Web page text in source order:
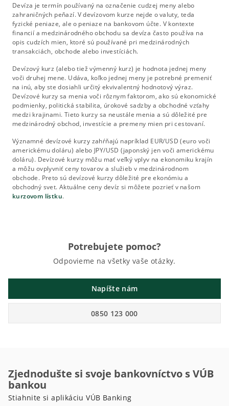
Devíza je termín používaný na označenie cudzej meny alebo
zahraničných peňazí. V devízovom kurze nejde o valuty, teda
fyzické peniaze, ale o peniaze na bankovom účte. V kontexte
financií a medzinárodného obchodu sa devíza často používa na
opis cudzích mien, ktoré sú používané pri medzinárodných
transakciách, obchode alebo investíciách.
Devízový kurz (alebo tiež výmenný kurz) je hodnota jednej meny
voči druhej mene. Udáva, koľko jednej meny je potrebné premeniť
na inú, aby ste dosiahli určitý ekvivalentný hodnotový výraz.
Devízové kurzy sa menia voči rôznym faktorom, ako sú ekonomické
podmienky, politická stabilita, úrokové sadzby a obchodné vzťahy
medzi krajinami. Tieto kurzy sa neustále menia a sú dôležité pre
medzinárodný obchod, investície a premeny mien pri cestovaní.
Významné devízové kurzy zahŕňajú napríklad EUR/USD (euro voči
americkému doláru) alebo JPY/USD (japonský jen voči americkému
doláru). Devízové kurzy môžu mať veľký vplyv na ekonomiku krajín
a môžu ovplyvniť ceny tovarov a služieb v medzinárodnom
obchode. Preto sú devízové kurzy dôležité pre ekonómiu a
obchodný svet. Aktuálne ceny devíz si môžete pozrieť v našom
kurzovom lístku.
Potrebujete pomoc?
Odpovieme na všetky vaše otázky.
Napíšte nám
0850 123 000
Zjednodušte si svoje bankovníctvo s VÚB
bankou
Stiahnite si aplikáciu VÚB Banking